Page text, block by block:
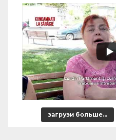
загрузи больше...